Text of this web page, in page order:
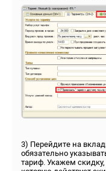
3) Перейдите на
обязательно
тариф. Укажем скидку,